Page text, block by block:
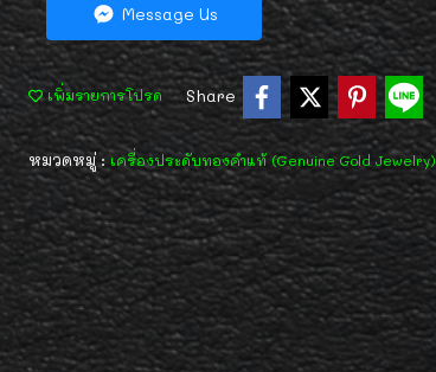
Message Us
เพิ่มรายการโปรด Share
หมวดหมู่ :เครื่องประดับทองคำแท้ (Genuine Gold Jewelry)